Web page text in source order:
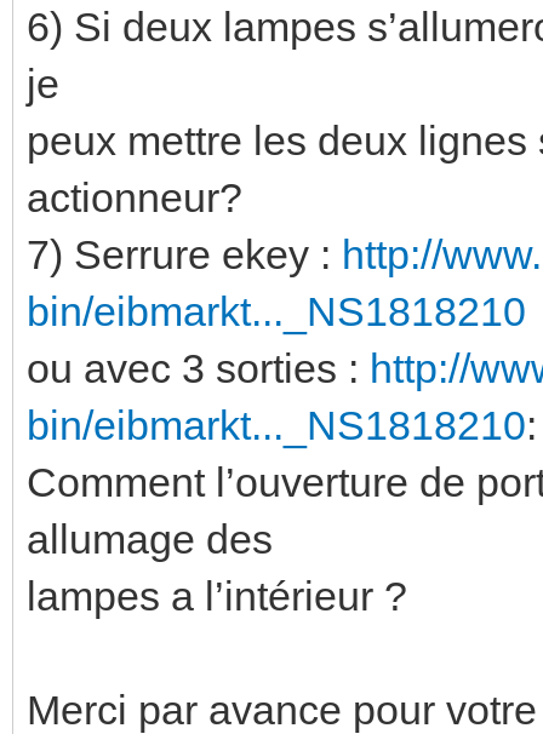
6) Si deux lampes
je
peux mettre les deux lignes
actionneur?
7) Serrure ekey : http://
bin/eibmarkt..._NS1818210
ou avec 3 sorties : http://
bin/eibmarkt..._NS1818210:
Comment l’ouverture de
allumage des
lampes a l’intérieur ?
Merci par avance pour